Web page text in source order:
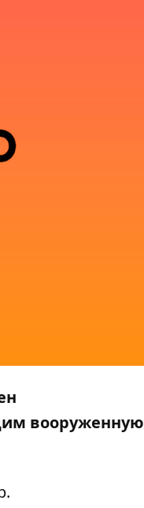
вооруженную
.